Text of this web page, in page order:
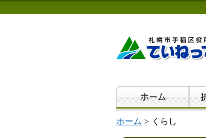
ホーム > くらし